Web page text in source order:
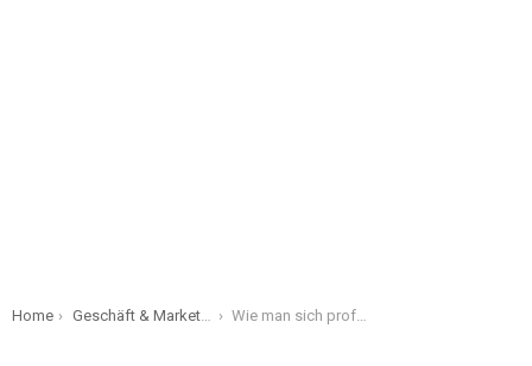
You are here:
Home Geschäft & Marketing Wie man sich professionell kleidet – Mustachemagazine